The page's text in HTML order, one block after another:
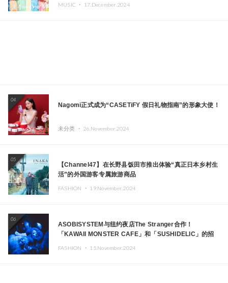
MUSIC ・ 17.December.2024
04
Nagomi正式成为“CASETiFY 假日礼物指南”的形象大使！
未分类 ・ 26.November.2024
05
【Channel47】在长野县饭田市推出体验“真正日本乡村生
活”的外国游客专属旅游商品
FASHION ・ 19.November.2024
06
ASOBISYSTEM与纽约夜店The Stranger合作！
「KAWAII MONSTER CAFE」和「SUSHIDELIC」的招
FASHION ・ 15.November.2024